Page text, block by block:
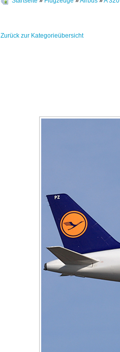
Zurück zur Kategorieübersicht